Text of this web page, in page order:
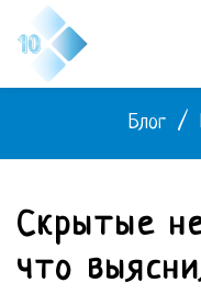
Блог /
Скрытые
что